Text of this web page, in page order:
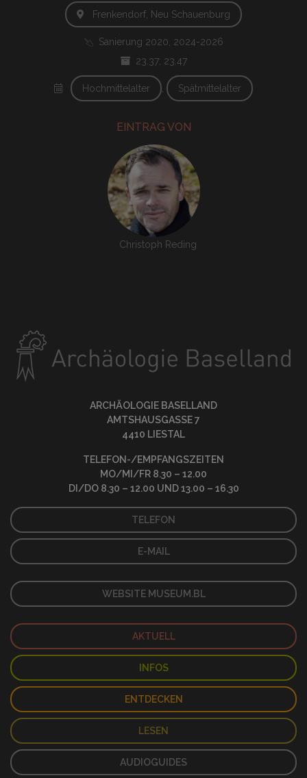
Frenkendorf, Neu Schauenburg
Sanierung 2020, 2024-2026
23.37; 23.47
Hochmittelalter Spätmittelalter
EINTRAG VON
Christoph Reding
ARCHÄOLOGIE BASELLAND
AMTSHAUSGASSE 7
4410 LIESTAL
TELEFON-/EMPFANGSZEITEN
MO/MI/FR 8.30 – 12.00
DI/DO 8.30 – 12.00 UND 13.00 – 16.30
TELEFON
E-MAIL
WEBSITE MUSEUM.BL
AKTUELL
INFOS
ENTDECKEN
LESEN
AUDIOGUIDES